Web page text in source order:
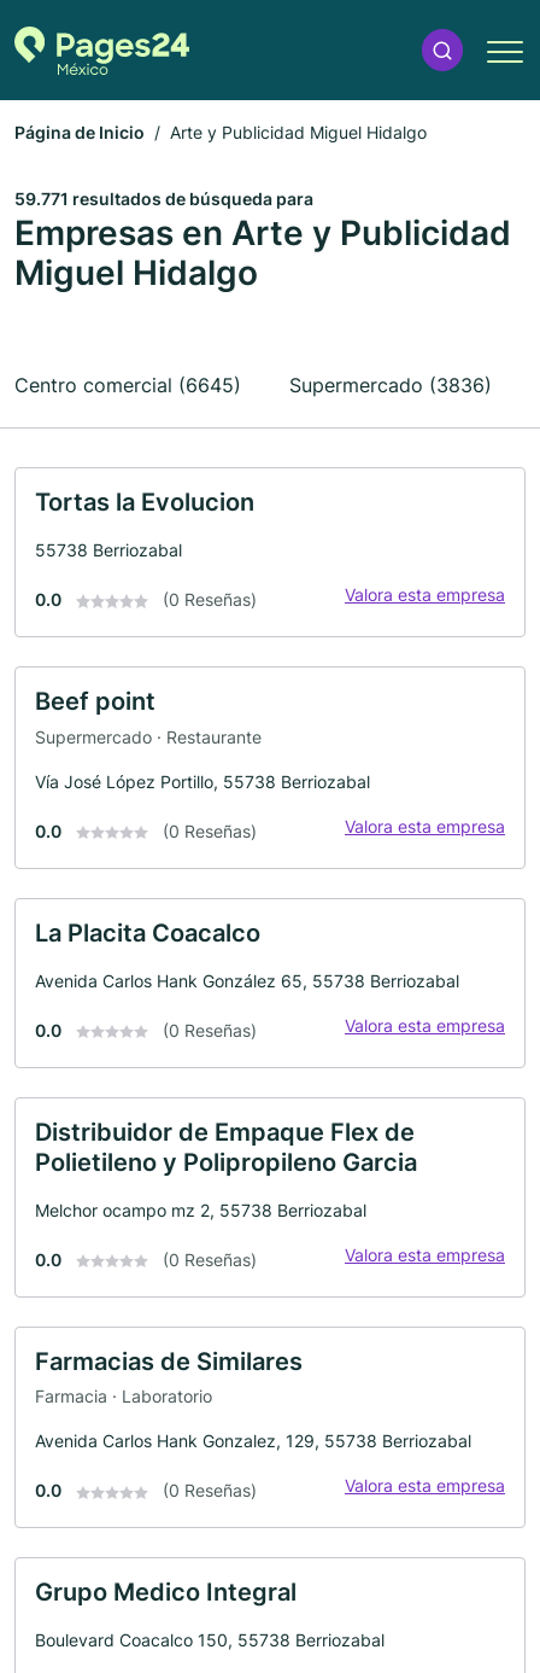
Página de Inicio Arte y Publicidad Miguel Hidalgo
59.771 resultados de búsqueda para
Empresas en Arte y Publicidad
Miguel Hidalgo
Centro comercial (6645) Supermercado (3836)
Tortas la Evolucion
55738 Berriozabal
0.0 (0 Reseñas) Valora esta empresa
Beef point
Supermercado · Restaurante
Vía José López Portillo, 55738 Berriozabal
0.0 (0 Reseñas) Valora esta empresa
La Placita Coacalco
Avenida Carlos Hank González 65, 55738 Berriozabal
0.0 (0 Reseñas) Valora esta empresa
Distribuidor de Empaque Flex de
Polietileno y Polipropileno Garcia
Melchor ocampo mz 2, 55738 Berriozabal
0.0 (0 Reseñas) Valora esta empresa
Farmacias de Similares
Farmacia · Laboratorio
Avenida Carlos Hank Gonzalez, 129, 55738 Berriozabal
0.0 (0 Reseñas) Valora esta empresa
Grupo Medico Integral
Boulevard Coacalco 150, 55738 Berriozabal